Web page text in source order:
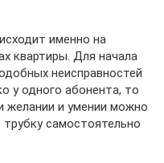
именно на
квартиры. Для начала
неисправностей
у одного абонента, то
желании и умении можно
самостоятельно